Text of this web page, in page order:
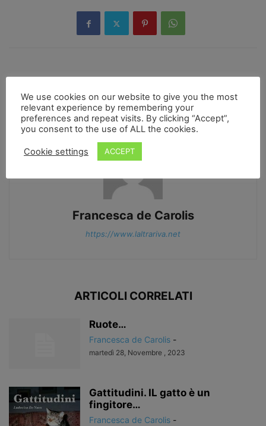
Articolo precedente
Anche le fate hanno il tablet…
Articolo successivo
dieci minuti per la libertà
Francesca de Carolis
https://www.laltrariva.net
ARTICOLI CORRELATI
Ruote…
Francesca de Carolis -
martedì 28, Novembre , 2023
Gattitudini. IL gatto è un
fingitore…
Francesca de Carolis -
We use cookies on our website to give you the most
relevant experience by remembering your
preferences and repeat visits. By clicking “Accept”,
you consent to the use of ALL the cookies.
Cookie settings ACCEPT